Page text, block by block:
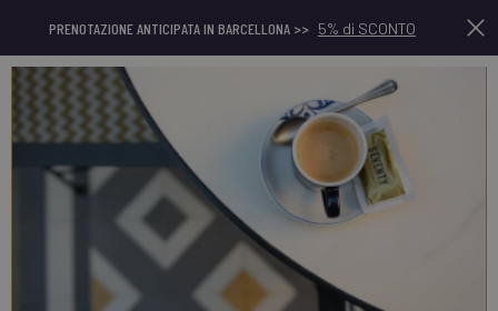
PRENOTAZIONE ANTICIPATA IN BARCELLONA >> 5% di SCONTO